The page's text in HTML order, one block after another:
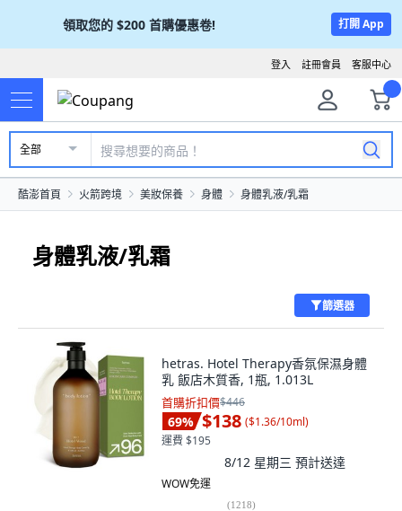
領取您的 $200 首購優惠卷! 打開 App
客服中心
註冊會員
登入
全部
酷澎首頁 火箭跨境 美妝保養 身體 身體乳液/乳霜
身體乳液/乳霜
篩選器
hetras. Hotel Therapy香氛保濕身體
乳 飯店木質香, 1瓶, 1.013L
首購折扣價$446
69% $138 ($1.36/10ml)
運費 $195
8/12 星期三 預計送達
WOW免運
(1218)